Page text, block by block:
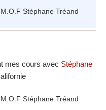
mes cours avec Stéphane